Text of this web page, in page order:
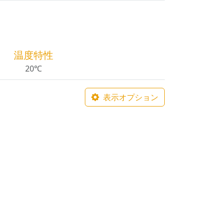
温度特性
20℃
表示オプション